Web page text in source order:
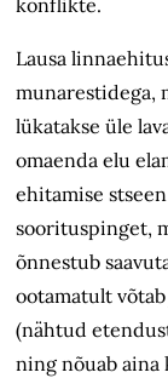
konflikte.
Lausa
munarestidega,
lükatakseüle
omaenda elu
ehitamise
soorituspinget,
õnnestub
ootamatult
(nähtud
ning nõuab aina